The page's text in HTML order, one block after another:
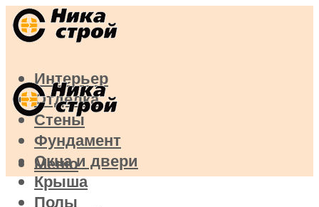
Интерьер
Отделка
Стены
Фундамент
Окна и двери
Крыша
Полы
Меню